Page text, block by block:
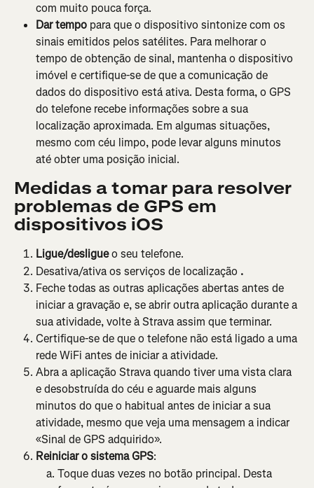
com muito pouca força.
Dar tempo para que o dispositivo sintonize com os
sinais emitidos pelos satélites. Para melhorar o
tempo de obtenção de sinal, mantenha o dispositivo
imóvel e certifique-se de que a comunicação de
dados do dispositivo está ativa. Desta forma, o GPS
do telefone recebe informações sobre a sua
localização aproximada. Em algumas situações,
mesmo com céu limpo, pode levar alguns minutos
até obter uma posição inicial.
Medidas a tomar para resolver
problemas de GPS em
dispositivos iOS
Ligue/desligue o seu telefone.
Desativa/ativa os serviços de localização .
Feche todas as outras aplicações abertas antes de
iniciar a gravação e, se abrir outra aplicação durante a
sua atividade, volte à Strava assim que terminar.
Certifique-se de que o telefone não está ligado a uma
rede WiFi antes de iniciar a atividade.
Abra a aplicação Strava quando tiver uma vista clara
e desobstruída do céu e aguarde mais alguns
minutos do que o habitual antes de iniciar a sua
atividade, mesmo que veja uma mensagem a indicar
«Sinal de GPS adquirido».
Reiniciar o sistema GPS:
Toque duas vezes no botão principal. Desta